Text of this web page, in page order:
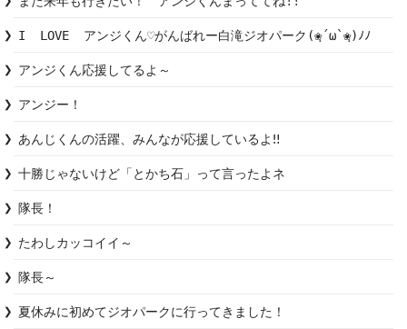
I  LOVE  アンジくん♡がんばれー白滝ジオパーク(❀ฺ´ω`❀ฺ)ﾉﾉ
アンジくん応援してるよ～
アンジー！
あんじくんの活躍、みんなが応援しているよ‼︎
十勝じゃないけど「とかち石」って言ったよネ
隊長！
たわしカッコイイ～
隊長～
夏休みに初めてジオパークに行ってきました！